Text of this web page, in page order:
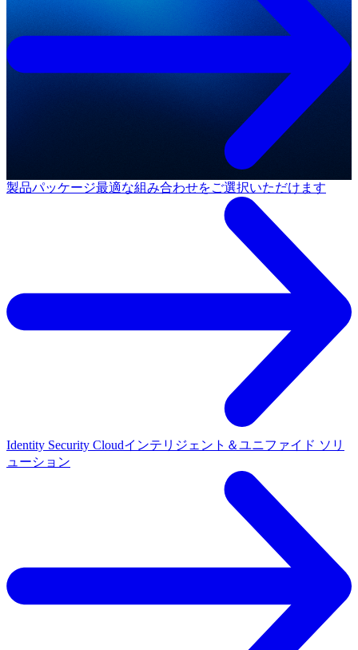
製品パッケージ最適な組み合わせをご選択いただけます
Identity Security Cloudインテリジェント＆ユニファイド ソリ
ューション